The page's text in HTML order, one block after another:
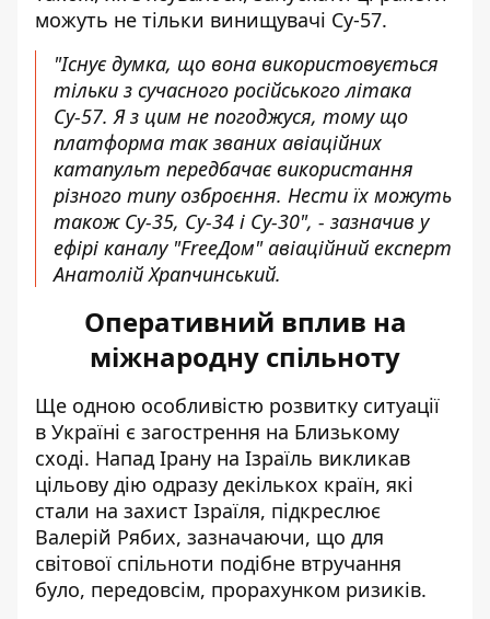
можуть не тільки винищувачі Су-57.
"Існує думка, що вона використовується
тільки з сучасного російського літака
Су-57. Я з цим не погоджуся, тому що
платформа так званих авіаційних
катапульт передбачає використання
різного типу озброєння. Нести їх можуть
також Су-35, Су-34 і Су-30", - зазначив у
ефірі каналу "FreeДом" авіаційний експерт
Анатолій Храпчинський.
Оперативний вплив на
міжнародну спільноту
Ще одною особливістю розвитку ситуації
в Україні є загострення на Близькому
сході. Напад Ірану на Ізраїль викликав
цільову дію одразу декількох країн, які
стали на захист Ізраїля, підкреслює
Валерій Рябих, зазначаючи, що для
світової спільноти подібне втручання
було, передовсім, прорахунком ризиків.